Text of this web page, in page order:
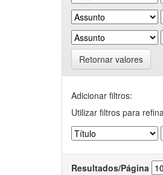
Retornar valores
Adicionar filtros:
Utilizar filtros para
Resultados/Página